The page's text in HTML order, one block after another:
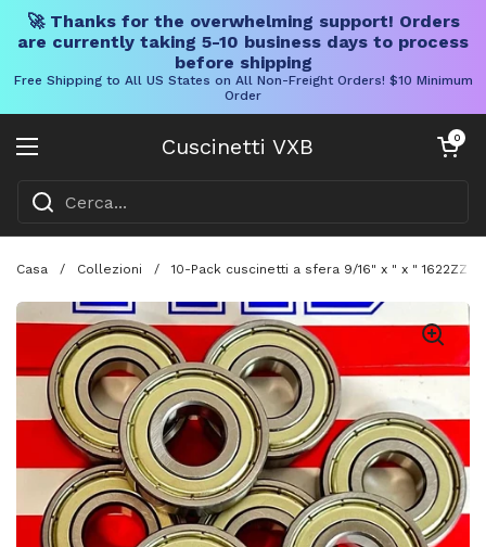
🚀 Thanks for the overwhelming support! Orders
are currently taking 5-10 business days to process
before shipping
Free Shipping to All US States on All Non-Freight Orders! $10 Minimum
Order
Cuscinetti VXB
Aprire il menu
Carrello
0
Casa / Collezioni / 10-Pack cuscinetti a sfera 9/16" x " x " 1622ZZ